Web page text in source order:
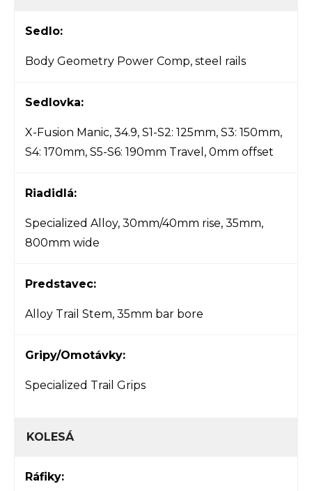
Sedlo:
Body Geometry Power Comp, steel rails
Sedlovka:
X-Fusion Manic, 34.9, S1-S2: 125mm, S3: 150mm,
S4: 170mm, S5-S6: 190mm Travel, 0mm offset
Riadidlá:
Specialized Alloy, 30mm/40mm rise, 35mm,
800mm wide
Predstavec:
Alloy Trail Stem, 35mm bar bore
Gripy/Omotávky:
Specialized Trail Grips
KOLESÁ
Ráfiky: